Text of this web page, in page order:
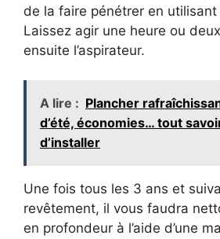
de la faire pénétrer en
Laissez agir une heure ou
ensuite l’aspirateur.
A lire : Plancher
d’été, économies… tout
d’installer
Une fois tous les 3 ans et
revêtement, il vous faudra
en profondeur à l’aide d’une